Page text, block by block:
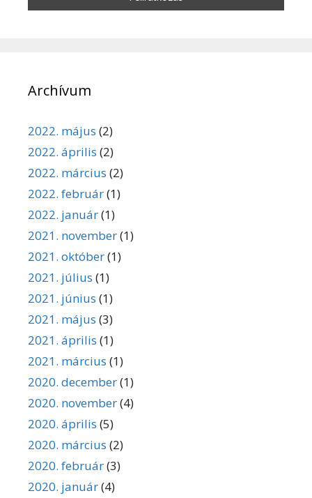
Archívum
2022. május (2)
2022. április (2)
2022. március (2)
2022. február(1)
2022. január(1)
2021. november(1)
2021. október(1)
2021. július (1)
2021. június (1)
2021. május (3)
2021. április (1)
2021. március (1)
2020. december(1)
2020. november(4)
2020. április (5)
2020. március (2)
2020. február(3)
2020. január(4)